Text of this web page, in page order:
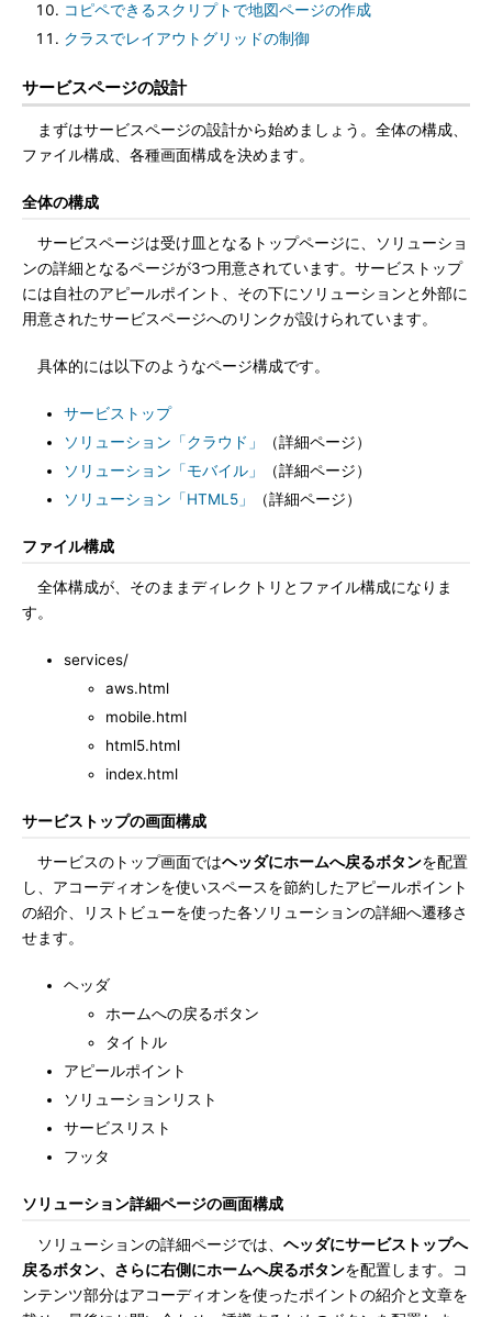
コピペできるスクリプトで地図ページの作成
クラスでレイアウトグリッドの制御
サービスページの設計
まずはサービスページの設計から始めましょう。全体の構成、
ファイル構成、各種画面構成を決めます。
全体の構成
サービスページは受け皿となるトップページに、ソリューショ
ンの詳細となるページが3つ用意されています。サービストップ
には自社のアピールポイント、その下にソリューションと外部に
用意されたサービスページへのリンクが設けられています。
具体的には以下のようなページ構成です。
サービストップ
ソリューション「クラウド」
（詳細ページ）
ソリューション「モバイル」
（詳細ページ）
ソリューション「HTML5」
（詳細ページ）
ファイル構成
全体構成が、そのままディレクトリとファイル構成になりま
す。
services/
aws.html
mobile.html
html5.html
index.html
サービストップの画面構成
サービスのトップ画面ではヘッダにホームへ戻るボタンを配置
し、アコーディオンを使いスペースを節約したアピールポイント
の紹介、リストビューを使った各ソリューションの詳細へ遷移さ
せます。
ヘッダ
ホームへの戻るボタン
タイトル
アピールポイント
ソリューションリスト
サービスリスト
フッタ
ソリューション詳細ページの画面構成
ソリューションの詳細ページでは、 ヘッダにサービストップへ
戻るボタン、さらに右側にホームへ戻るボタンを配置します。コ
ンテンツ部分はアコーディオンを使ったポイントの紹介と文章を